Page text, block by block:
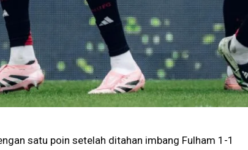
satu poin setelah ditahan imbang Fulham 1-1